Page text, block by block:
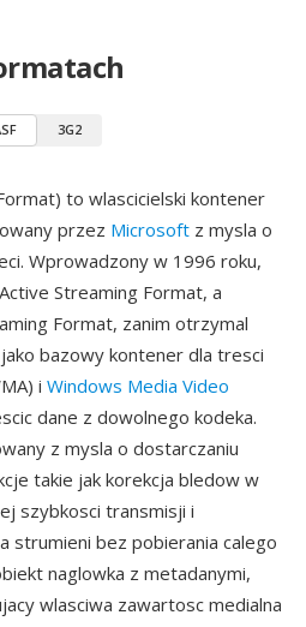
3G2
to wlascicielski kontener
przez Microsoft z mysla o
Wprowadzony w 1996 roku,
Streaming Format, a
Format, zanim otrzymal
bazowy kontener dla tresci
i Windows Media Video
dane z dowolnego kodeka.
z mysla o dostarczaniu
takie jak korekcja bledow w
szybkosci transmisji i
strumieni bez pobierania calego
naglowka z metadanymi,
wlasciwa zawartosc medialna